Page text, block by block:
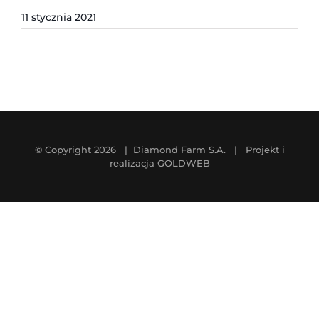
11 stycznia 2021
© Copyright 2026 | Diamond Farm S.A. | Projekt i
realizacja GOLDWEB